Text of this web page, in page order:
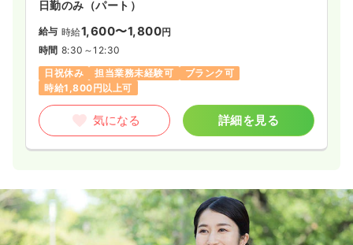
日勤のみ（パート）
給与 時給1,600〜1,800円
時間 8:30～12:30
日祝休み
担当業務未経験可
ブランク可
時給1,800円以上可
気になる 詳細を見る